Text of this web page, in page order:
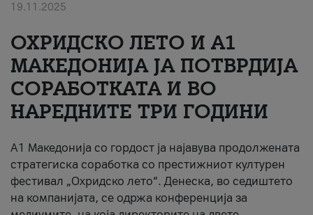
#ПодобарОнлајн
19.11.2025
ОХРИДСКО ЛЕТО И A1
МАКЕДОНИЈА ЈА ПОТВРДИЈА
СОРАБОТКАТА И ВО
НАРЕДНИТЕ ТРИ ГОДИНИ
A1 Македонија со гордост ја најавува продолжената
стратегиска соработка со престижниот културен
фестивал „Охридско лето“. Денеска, во седиштето
на компанијата, се одржа конференција за